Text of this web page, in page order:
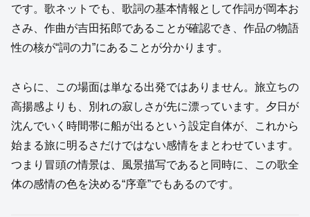
です。歌ネットでも、歌詞の基本情報として作詞が岡本お
さみ、作曲が吉田拓郎であることが確認でき、作品の物語
性の核が“詞の力”にあることが分かります。
さらに、この場面は単なる出発ではありません。旅立ちの
高揚感よりも、別れの寂しさが先に漂っています。夕日が
沈んでいく時間帯に船が出るという設定自体が、これから
始まる旅に明るさだけではない感情をまとわせています。
つまり冒頭の情景は、風景描写であると同時に、この歌全
体の感情の色を決める“序章”でもあるのです。